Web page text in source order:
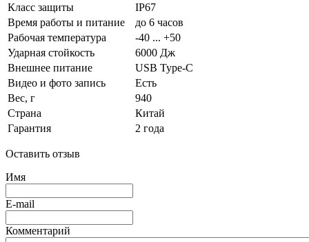
Класс защиты
IP67
Время работы и питание
до 6 часов
Рабочая температура
-40 ... +50
Ударная стойкость
6000 Дж
Внешнее питание
USB Type-C
Видео и фото запись
Есть
Вес, г
940
Страна
Китай
Гарантия
2 года
Оставить отзыв
Имя
E-mail
Комментарий